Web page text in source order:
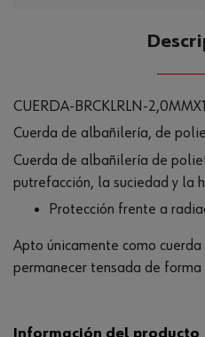
CUERDA-BRCKLRLN-
Cuerda de albañilería, de
Cuerda de albañilería de
putrefacción, la suciedad y la
Protección frente a
Apto únicamente como
permanecer tensada de forma
Información del producto